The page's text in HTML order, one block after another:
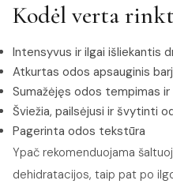
Kodėl verta
Intensyvus ir ilgai išliekantis
Atkurtas odos apsauginis
Sumažėjęs odos tempimas ir
Šviežia, pailsėjusi ir švytinti
Pagerinta odos tekstūra
Ypač rekomenduojama
dehidratacijos, taip pat po